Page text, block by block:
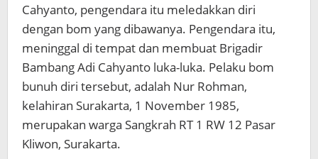
Cahyanto, pengendara itu meledakkan diri
dengan bom yang dibawanya. Pengendara itu,
meninggal di tempat dan membuat Brigadir
Bambang Adi Cahyanto luka-luka. Pelaku bom
bunuh diri tersebut, adalah Nur Rohman,
kelahiran Surakarta, 1 November 1985,
merupakan warga Sangkrah RT 1 RW 12 Pasar
Kliwon, Surakarta.